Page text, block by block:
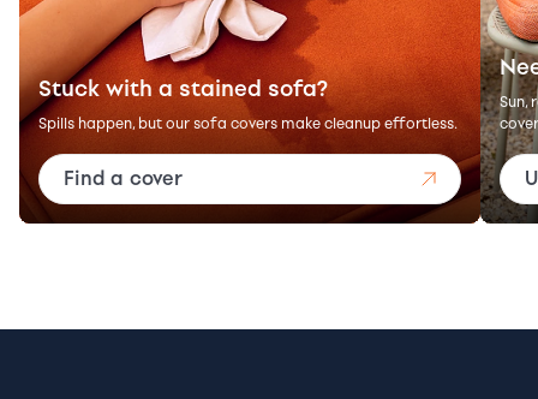
Stuck with a stained sofa?
Spills happen, but our sofa covers make cleanup effortless.
Find a cover
Sun,